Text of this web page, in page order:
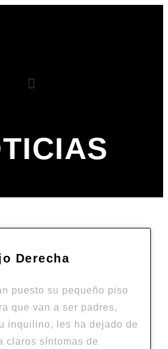
Derecha
puesto su pequeño piso
que van a ser padres,
inquilino, les ha dejado de
claros síntomas de